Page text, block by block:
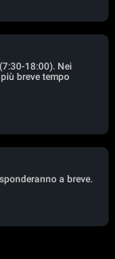
18:00). Nei
breve tempo
a breve.